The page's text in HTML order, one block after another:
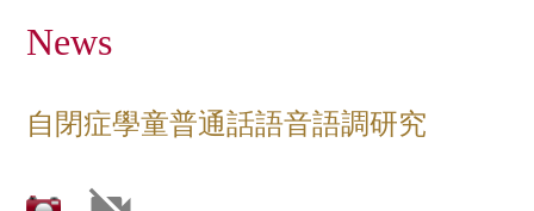
News
自閉症學童普通話語音語調研究